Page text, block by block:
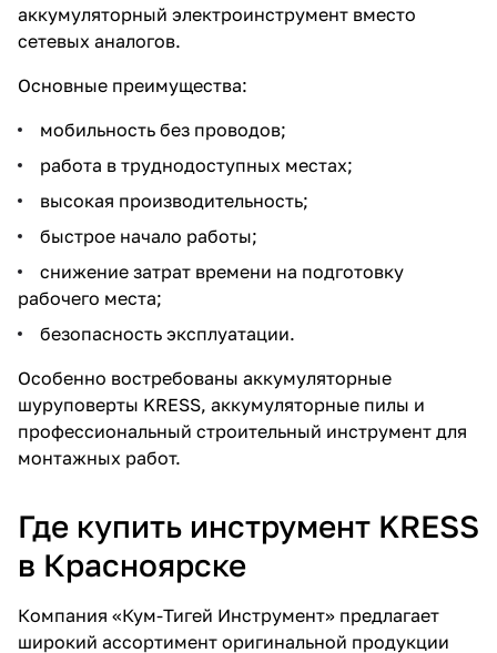
аккумуляторный электроинструмент вместо
сетевых аналогов.
Основные преимущества:
мобильность без проводов;
работа в труднодоступных местах;
высокая производительность;
быстрое начало работы;
снижение затрат времени на подготовку
рабочего места;
безопасность эксплуатации.
Особенно востребованы аккумуляторные
шуруповерты KRESS, аккумуляторные пилы и
профессиональный строительный инструмент для
монтажных работ.
Где купить инструмент KRESS
в Красноярске
Компания «Кум-Тигей Инструмент» предлагает
широкий ассортимент оригинальной продукции